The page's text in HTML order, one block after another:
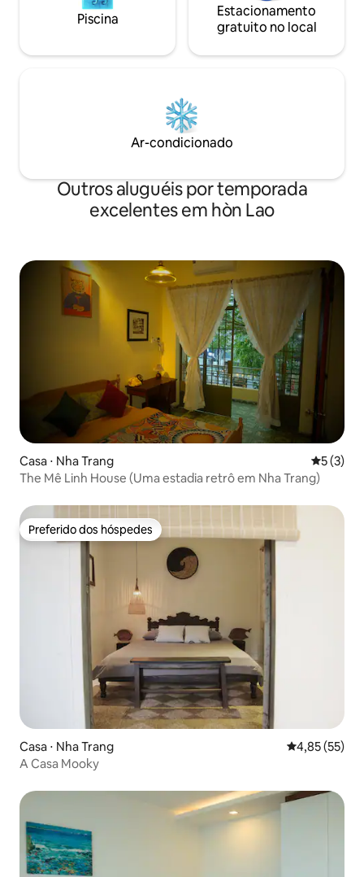
Piscina
Estacionamento
gratuito no local
Ar-condicionado
Outros aluguéis por temporada
excelentes em hòn Lao
Casa ⋅ Nha Trang 5 de
5 (3)
The Mê Linh House (Uma estadia retrô em Nha Trang)
Preferido dos hóspedes
Preferido dos hóspedes
Casa ⋅ Nha Trang 4,85 de uma
4,85 (55)
A Casa Mooky